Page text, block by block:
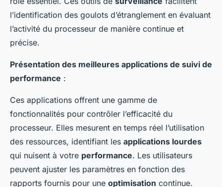
l’identification des goulots d’étranglement en évaluant
l’activité du processeur de manière continue et
précise.
Présentation des meilleures applications de suivi de
performance :
Ces applications offrent une gamme de
fonctionnalités pour contrôler l’efficacité du
processeur. Elles mesurent en temps réel l’utilisation
des ressources, identifiant les applications lourdes
qui nuisent à votre performance. Les utilisateurs
peuvent ajuster les paramètres en fonction des
rapports fournis pour une optimisation continue.